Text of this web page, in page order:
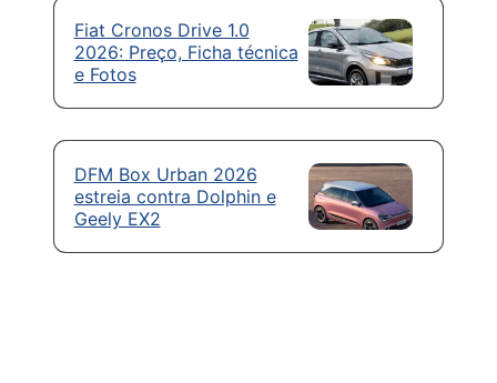
Fiat Cronos Drive 1.0
2026: Preço, Ficha técnica
e Fotos
DFM Box Urban 2026
estreia contra Dolphin e
Geely EX2